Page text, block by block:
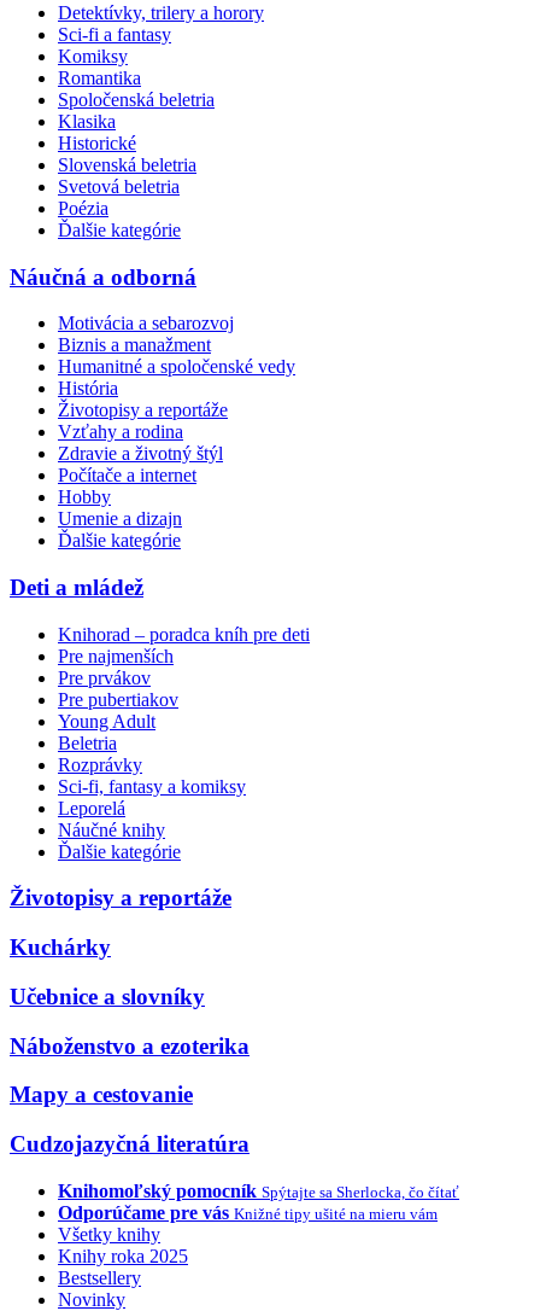
Detektívky, trilery a horory
Sci-fi a fantasy
Komiksy
Romantika
Spoločenská beletria
Klasika
Historické
Slovenská beletria
Svetová beletria
Poézia
Ďalšie kategórie
Náučná a odborná
Motivácia a sebarozvoj
Biznis a manažment
Humanitné a spoločenské vedy
História
Životopisy a reportáže
Vzťahy a rodina
Zdravie a životný štýl
Počítače a internet
Hobby
Umenie a dizajn
Ďalšie kategórie
Deti a mládež
Knihorad – poradca kníh pre deti
Pre najmenších
Pre prvákov
Pre pubertiakov
Young Adult
Beletria
Rozprávky
Sci-fi, fantasy a komiksy
Leporelá
Náučné knihy
Ďalšie kategórie
Životopisy a reportáže
Kuchárky
Učebnice a slovníky
Náboženstvo a ezoterika
Mapy a cestovanie
Cudzojazyčná literatúra
Knihomoľský pomocník Spýtajte sa Sherlocka, čo čítať
Odporúčame pre vás Knižné tipy ušité na mieru vám
Všetky knihy
Knihy roka 2025
Bestsellery
Novinky